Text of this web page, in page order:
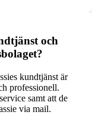
och
kundtjänst är
professionell.
samt att de
via mail.